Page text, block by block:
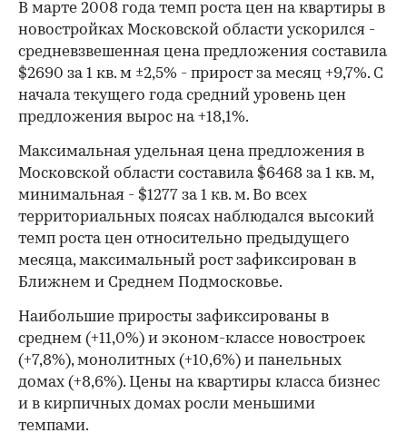
В марте 2008 года темп роста цен на квартиры в
новостройках Московской области ускорился -
средневзвешенная цена предложения составила
$2690 за 1 кв. м ±2,5% - прирост за месяц +9,7%. С
начала текущего года средний уровень цен
предложения вырос на +18,1%.
Максимальная удельная цена предложения в
Московской области составила $6468 за 1 кв. м,
минимальная - $1277 за 1 кв. м. Во всех
территориальных поясах наблюдался высокий
темп роста цен относительно предыдущего
месяца, максимальный рост зафиксирован в
Ближнем и Среднем Подмосковье.
Наибольшие приросты зафиксированы в
среднем (+11,0%) и эконом-классе новостроек
(+7,8%), монолитных (+10,6%) и панельных
домах (+8,6%). Цены на квартиры класса бизнес
и в кирпичных домах росли меньшими
темпами.